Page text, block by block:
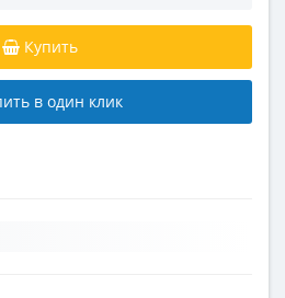
Купить
в один клик